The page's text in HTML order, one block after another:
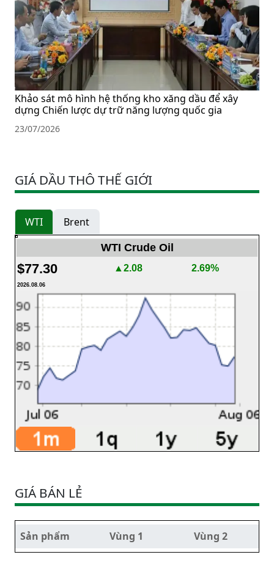
Khảo sát mô hình hệ thống kho xăng dầu để xây
dựng Chiến lược dự trữ năng lượng quốc gia
23/07/2026
GIÁ DẦU THÔ THẾ GIỚI
WTI Brent
WTI Crude Oil
$77.30 ▲2.08 2.69%
2026.08.06
GIÁ BÁN LẺ
Sản phẩm Vùng 1 Vùng 2